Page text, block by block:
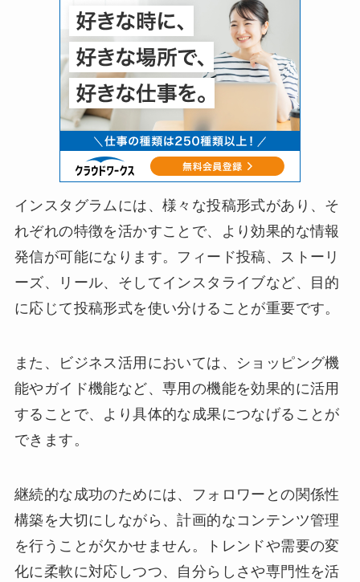
インスタグラムには、様々な投稿形式があり、そ
れぞれの特徴を活かすことで、より効果的な情報
発信が可能になります。フィード投稿、ストーリ
ーズ、リール、そしてインスタライブなど、目的
に応じて投稿形式を使い分けることが重要です。
また、ビジネス活用においては、ショッピング機
能やガイド機能など、専用の機能を効果的に活用
することで、より具体的な成果につなげることが
できます。
継続的な成功のためには、フォロワーとの関係性
構築を大切にしながら、計画的なコンテンツ管理
を行うことが欠かせません。トレンドや需要の変
化に柔軟に対応しつつ、自分らしさや専門性を活